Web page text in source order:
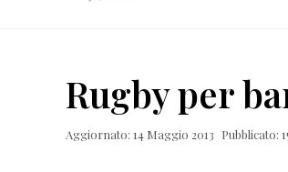
ricette
per
Rugby per
Aggiornato: 14 Maggio 2013 Pubblicato: